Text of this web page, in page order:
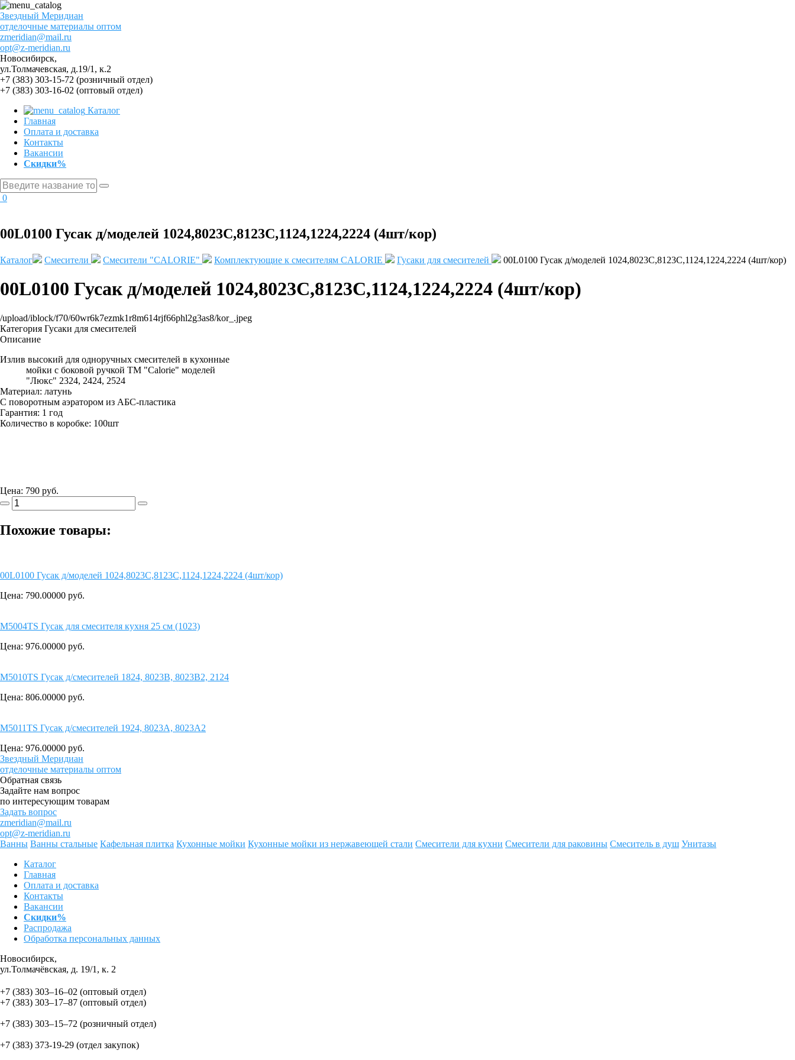
Звездный Меридиан
отделочные материалы оптом
zmeridian@mail.ru
opt@z-meridian.ru
Новосибирск,
ул.Толмачевская, д.19/1, к.2
+7 (383) 303-15-72 (розничный отдел)
+7 (383) 303-16-02 (оптовый отдел)
Каталог
Главная
Оплата и доставка
Контакты
Вакансии
Скидки%
0
00L0100 Гусак д/моделей 1024,8023С,8123С,1124,1224,2224 (4шт/кор)
Каталог Смесители Смесители "CALORIE" Комплектующие к смесителям CALORIE Гусаки для смесителей 00L0100 Гусак д/моделей 1024,8023С,8123С,1124,1224,2224 (4шт/кор)
00L0100 Гусак д/моделей 1024,8023С,8123С,1124,1224,2224 (4шт/кор)
/upload/iblock/f70/60wr6k7ezmk1r8m614rjf66phl2g3as8/kor_.jpeg
Категория Гусаки для смесителей
Описание
Излив высокий для одноручных смесителей в кухонные
мойки с боковой ручкой ТМ "Calorie" моделей
"Люкс" 2324, 2424, 2524
Материал: латунь
С поворотным аэратором из АБС-пластика
Гарантия: 1 год
Количество в коробке: 100шт
Цена: 790 руб.
Похожие товары:
00L0100 Гусак д/моделей 1024,8023С,8123С,1124,1224,2224 (4шт/кор)
Цена: 790.00000 руб.
M5004TS Гусак для смесителя кухня 25 см (1023)
Цена: 976.00000 руб.
M5010TS Гусак д/смесителей 1824, 8023В, 8023В2, 2124
Цена: 806.00000 руб.
M5011TS Гусак д/смесителей 1924, 8023А, 8023А2
Цена: 976.00000 руб.
Звездный Меридиан
отделочные материалы оптом
Обратная связь
Задайте нам вопрос
по интересующим товарам
Задать вопрос
zmeridian@mail.ru
opt@z-meridian.ru
Ванны Ванны стальные Кафельная плитка Кухонные мойки Кухонные мойки из нержавеющей стали Смесители для кухни Смесители для раковины Смеситель в душ Унитазы
Каталог
Главная
Оплата и доставка
Контакты
Вакансии
Скидки%
Распродажа
Обработка персональных данных
Новосибирск,
ул.Толмачёвская, д. 19/1, к. 2
+7 (383) 303‒16‒02 (оптовый отдел)
+7 (383) 303‒17‒87 (оптовый отдел)
+7 (383) 303‒15‒72 (розничный отдел)
+7 (383) 373-19-29 (отдел закупок)